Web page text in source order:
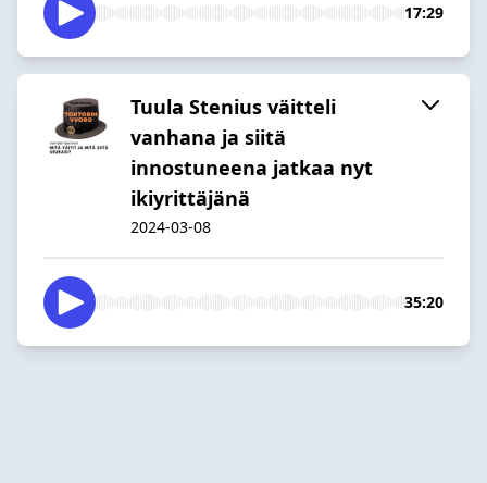
17:29
Tuula Stenius väitteli
vanhana ja siitä
innostuneena jatkaa nyt
ikiyrittäjänä
2024-03-08
35:20